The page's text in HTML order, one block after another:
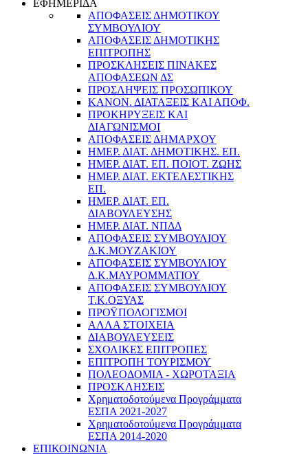
ΕΦΗΜΕΡΙΔΑ
ΑΠΟΦΑΣΕΙΣ ΔΗΜΟΤΙΚΟΥ
ΣΥΜΒΟΥΛΙΟΥ
ΑΠΟΦΑΣΕΙΣ ΔΗΜΟΤΙΚΗΣ
ΕΠΙΤΡΟΠΗΣ
ΠΡΟΣΚΛΗΣΕΙΣ ΠΙΝΑΚΕΣ
ΑΠΟΦΑΣΕΩΝ ΔΣ
ΠΡΟΣΛΗΨΕΙΣ ΠΡΟΣΩΠΙΚΟΥ
ΚΑΝΟΝ. ΔΙΑΤΑΞΕΙΣ ΚΑΙ ΑΠΟΦ.
ΠΡΟΚΗΡΥΞΕΙΣ ΚΑΙ
ΔΙΑΓΩΝΙΣΜΟΙ
ΑΠΟΦΑΣΕΙΣ ΔΗΜΑΡΧΟΥ
ΗΜΕΡ. ΔΙΑΤ. ΔΗΜΟΤΙΚΗΣ. ΕΠ.
ΗΜΕΡ. ΔΙΑΤ. ΕΠ. ΠΟΙOΤ. ΖΩΗΣ
ΗΜΕΡ. ΔΙΑΤ. ΕΚΤΕΛΕΣΤΙΚΗΣ
ΕΠ.
ΗΜΕΡ. ΔΙΑΤ. ΕΠ.
ΔΙΑΒΟΥΛΕΥΣΗΣ
ΗΜΕΡ. ΔΙΑΤ. ΝΠΔΔ
ΑΠΟΦΑΣΕΙΣ ΣΥΜΒΟΥΛΙΟΥ
Δ.Κ.ΜΟΥΖΑΚΙΟΥ
ΑΠΟΦΑΣΕΙΣ ΣΥΜΒΟΥΛΙΟΥ
Δ.Κ.ΜΑΥΡΟΜΜΑΤΙΟΥ
ΑΠΟΦΑΣΕΙΣ ΣΥΜΒΟΥΛΙΟΥ
Τ.Κ.ΟΞΥΑΣ
ΠΡΟΫΠΟΛΟΓΙΣΜΟΙ
ΑΛΛΑ ΣΤΟΙΧΕΙΑ
ΔΙΑΒΟΥΛΕΥΣΕΙΣ
ΣΧΟΛΙΚΕΣ ΕΠΙΤΡΟΠΕΣ
ΕΠΙΤΡΟΠΗ ΤΟΥΡΙΣΜΟΥ
ΠΟΛΕΟΔΟΜΙΑ - ΧΩΡΟΤΑΞΙΑ
ΠΡΟΣΚΛΗΣΕΙΣ
Χρηματοδοτούμενα Προγράμματα
ΕΣΠΑ 2021-2027
Χρηματοδοτούμενα Προγράμματα
ΕΣΠΑ 2014-2020
ΕΠΙΚΟΙΝΩΝΙΑ